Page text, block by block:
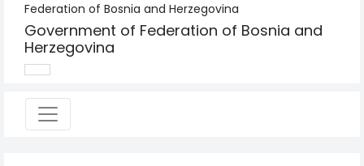
Federation of Bosnia and Herzegovina
Government of Federation of Bosnia and
Herzegovina